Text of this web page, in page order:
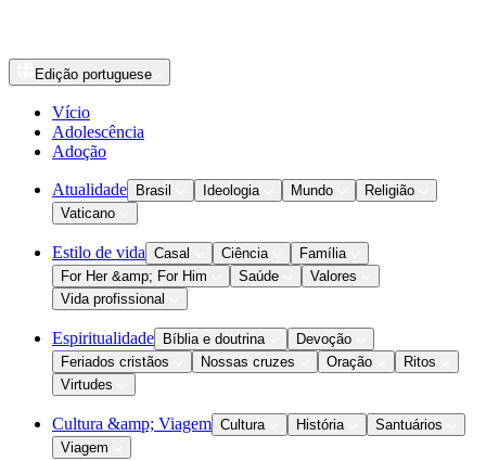
Edição portuguese
Vício
Adolescência
Adoção
Atualidade Brasil Ideologia Mundo
Religião
Vaticano
Estilo de vida Casal Ciência
Família
For Her &amp; For Him
Saúde
Valores
Vida profissional
Espiritualidade Bíblia e doutrina
Devoção
Feriados cristãos
Nossas cruzes Oração
Ritos
Virtudes
Cultura &amp; Viagem Cultura História
Santuários
Viagem